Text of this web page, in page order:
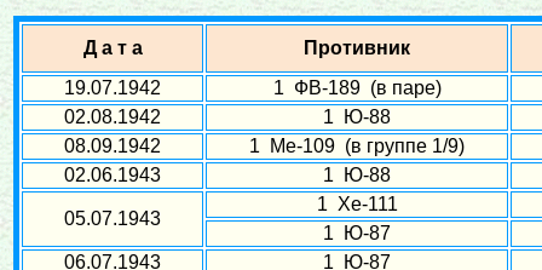
Д а т а
Противник
19.07.1942
1 ФВ-189 (в паре)
02.08.1942
1 Ю-88
08.09.1942
1 Ме-109 (в группе 1/9)
02.06.1943
1 Ю-88
05.07.1943
1 Хе-111
1 Ю-87
06.07.1943
1 Ю-87